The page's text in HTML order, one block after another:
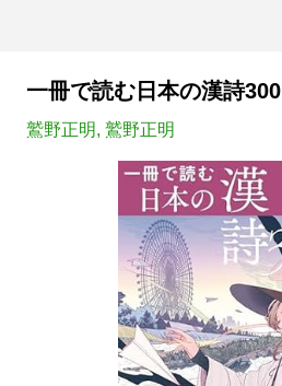
一冊で読む日本の漢詩300
鷲野正明, 鷲野正明